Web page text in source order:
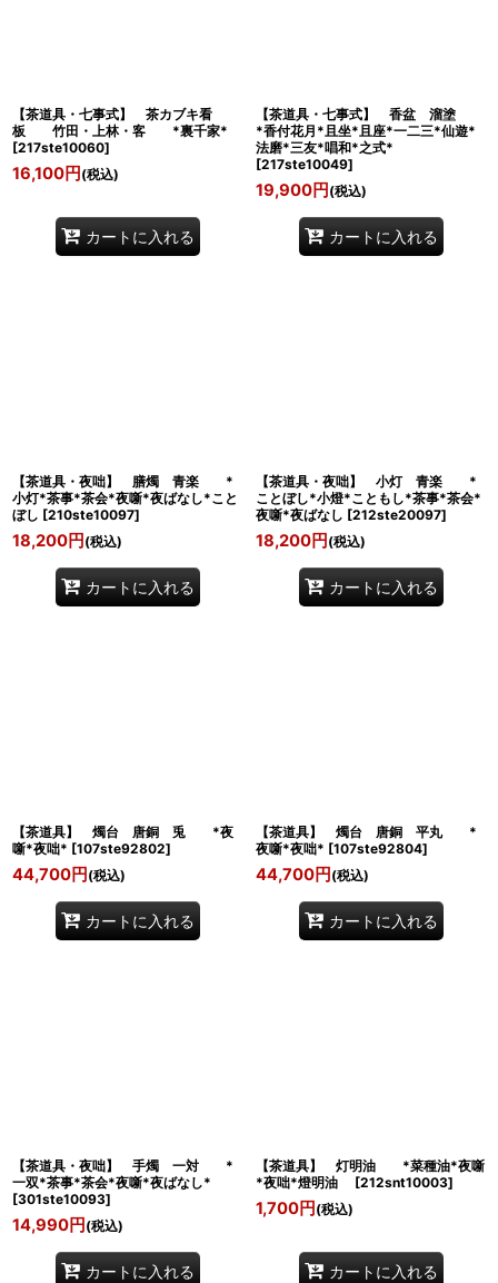
【茶道具・七事式】 茶カブキ看
板 竹田・上林・客 *裏千家*
[217ste10060]
16,100円 (税込)
カートに入れる
【茶道具・七事式】 香盆 溜塗
*香付花月*且坐*且座*一二三*仙遊*
法磨*三友*唱和*之式*
[217ste10049]
19,900円 (税込)
カートに入れる
【茶道具・夜咄】 膳燭 青楽 *
小灯*茶事*茶会*夜噺*夜ばなし*こと
ぼし [210ste10097]
18,200円 (税込)
カートに入れる
【茶道具・夜咄】 小灯 青楽 *
ことぼし*小燈*こともし*茶事*茶会*
夜噺*夜ばなし [212ste20097]
18,200円 (税込)
カートに入れる
【茶道具】 燭台 唐銅 兎 *夜
噺*夜咄* [107ste92802]
44,700円 (税込)
カートに入れる
【茶道具】 燭台 唐銅 平丸 *
夜噺*夜咄* [107ste92804]
44,700円 (税込)
カートに入れる
【茶道具・夜咄】 手燭 一対 *
一双*茶事*茶会*夜噺*夜ばなし*
[301ste10093]
14,990円 (税込)
カートに入れる
【茶道具】 灯明油 *菜種油*夜噺
*夜咄*燈明油
[212snt10003]
1,700円 (税込)
カートに入れる